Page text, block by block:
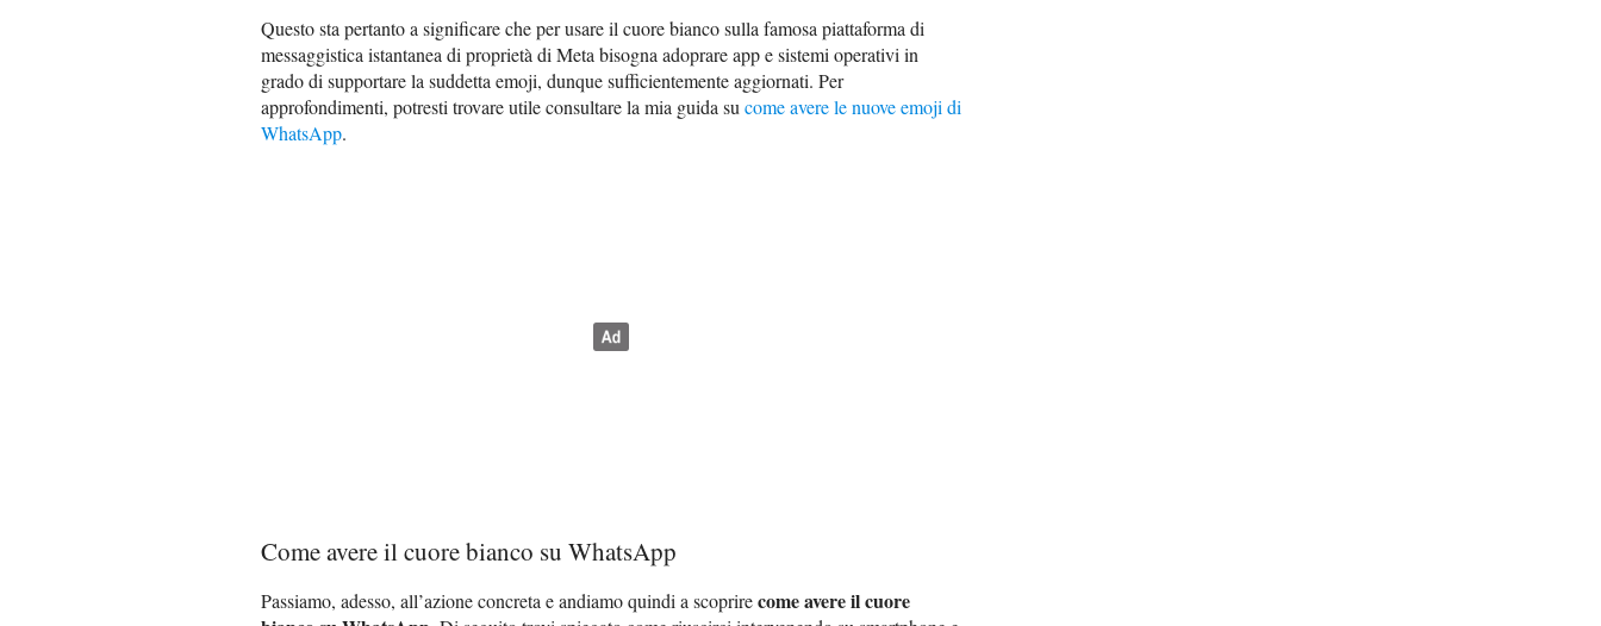
Questo sta pertanto a significare che per usare il cuore bianco sulla famosa piattaforma di
messaggistica istantanea di proprietà di Meta bisogna adoprare app e sistemi operativi in
grado di supportare la suddetta emoji, dunque sufficientemente aggiornati. Per
approfondimenti, potresti trovare utile consultare la mia guida su come avere le nuove emoji di
WhatsApp.
Come avere il cuore bianco su WhatsApp
Passiamo, adesso, all’azione concreta e andiamo quindi a scoprirecome avere il cuore